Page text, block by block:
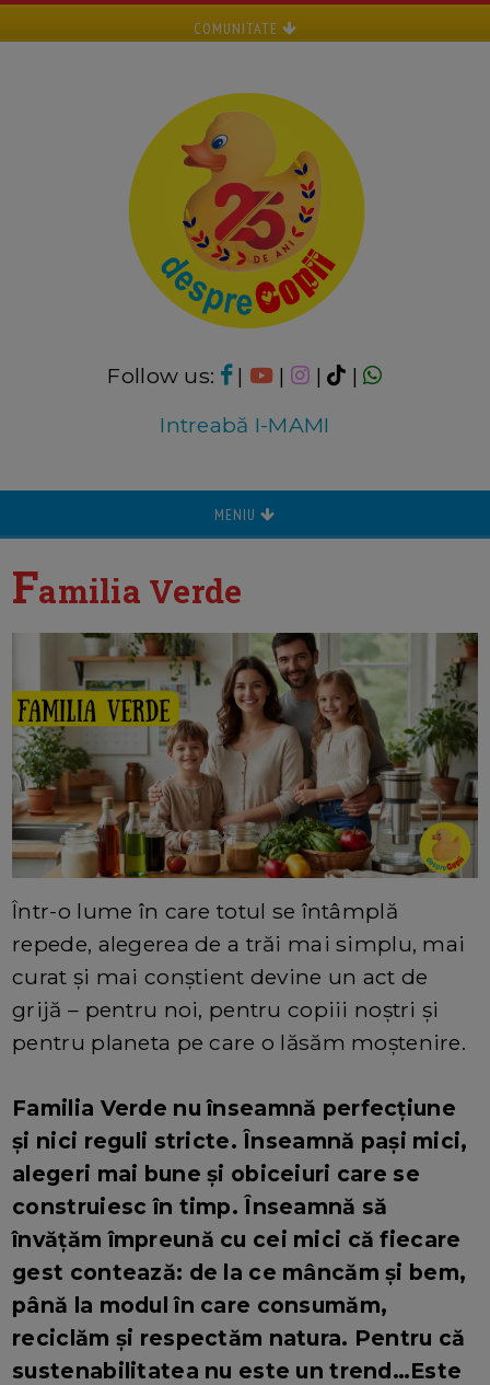
COMUNITATE
Follow us: | | |
|
Intreabă I-MAMI
MENIU
Familia Verde
Într-o lume în care totul se întâmplă
repede, alegerea de a trăi mai simplu, mai
curat și mai conștient devine un act de
grijă – pentru noi, pentru copiii noștri și
pentru planeta pe care o lăsăm moștenire.
Familia Verde nu înseamnă perfecțiune
și nici reguli stricte. Înseamnă pași mici,
alegeri mai bune și obiceiuri care se
construiesc în timp. Înseamnă să
învățăm împreună cu cei mici că fiecare
gest contează: de la ce mâncăm și bem,
până la modul în care consumăm,
reciclăm și respectăm natura. Pentru că
sustenabilitatea nu este un trend…Este